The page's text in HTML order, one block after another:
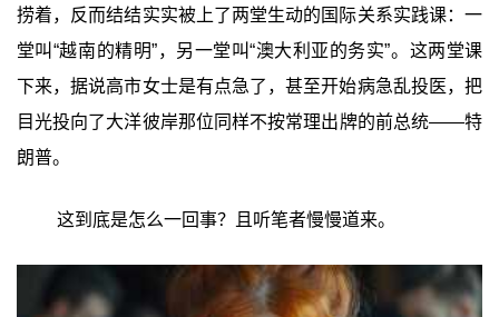
捞着，反而结结实实被上了两堂生动的国际关系实践课：一
堂叫“越南的精明”，另一堂叫“澳大利亚的务实”。这两堂课
下来，据说高市女士是有点急了，甚至开始病急乱投医，把
目光投向了大洋彼岸那位同样不按常理出牌的前总统——特
朗普。
这到底是怎么一回事？且听笔者慢慢道来。